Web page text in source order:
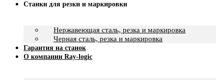
Станки для резки и маркировки
Нержавеющая сталь, резка и маркировка
Черная сталь, резка и маркировка
Гарантия на станок
О компании Ray-logic